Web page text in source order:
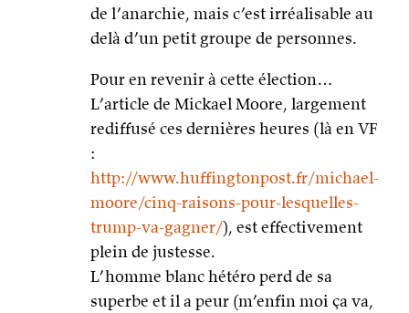
de l’anarchie, mais c’est irréalisable au
delà d’un petit groupe de personnes.
Pour en revenir à cette élection…
L’article de Mickael Moore, largement
rediffusé ces dernières heures (là en VF
:
http://www.huffingtonpost.fr/michael-
moore/cinq-raisons-pour-lesquelles-
trump-va-gagner/), est effectivement
plein de justesse.
L’homme blanc hétéro perd de sa
superbe et il a peur (m’enfin moi ça va,